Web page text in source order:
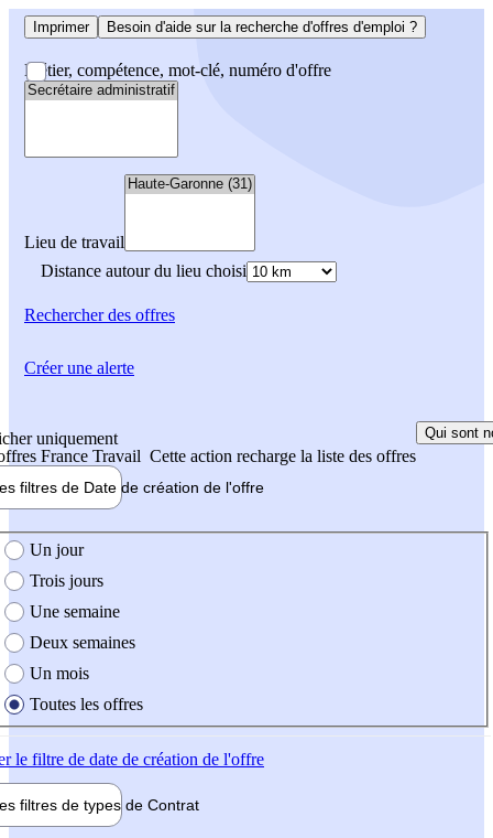
Imprimer Besoin d'aide sur la recherche d'offres d'emploi ?
Métier, compétence, mot-clé, numéro d'offre
Lieu de travail
Distance autour du lieu choisi
Rechercherdes offres
uniquement
France Travail Cette action recharge la liste des offres
Qui sont
filtres de Date de création de l'offre
création de l'offre
Un jour
Trois jours
Une semaine
Deux semaines
Un mois
Toutes les offres
le filtre de date de création de l'offre
filtres de types de Contrat
Créer une alerte